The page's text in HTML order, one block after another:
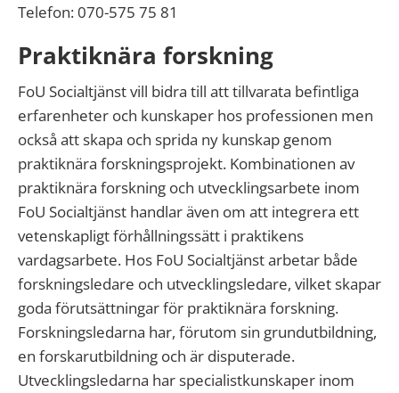
Telefon: 070-575 75 81
Praktiknära forskning
FoU Socialtjänst vill bidra till att tillvarata befintliga
erfarenheter och kunskaper hos professionen men
också att skapa och sprida ny kunskap genom
praktiknära forskningsprojekt. Kombinationen av
praktiknära forskning och utvecklingsarbete inom
FoU Socialtjänst handlar även om att integrera ett
vetenskapligt förhållningssätt i praktikens
vardagsarbete. Hos FoU Socialtjänst arbetar både
forskningsledare och utvecklingsledare, vilket skapar
goda förutsättningar för praktiknära forskning.
Forskningsledarna har, förutom sin grundutbildning,
en forskarutbildning och är disputerade.
Utvecklingsledarna har specialistkunskaper inom